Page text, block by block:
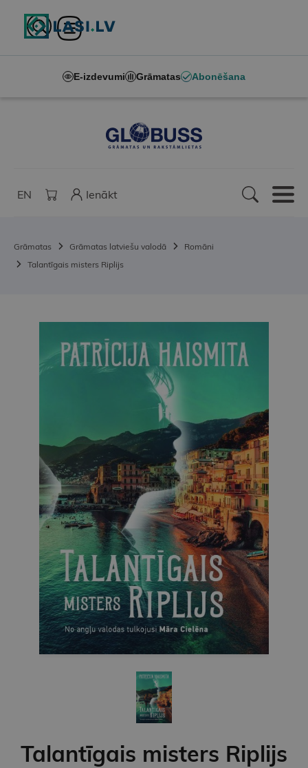
E-izdevumi Grāmatas Abonēšana
EN Ienākt
Grāmatas Grāmatas latviešu valodā
Romāni
Talantīgais misters Riplijs
Talantīgais misters Riplijs